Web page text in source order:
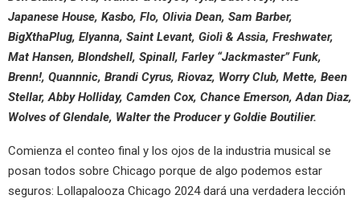
Japanese House, Kasbo, Flo, Olivia Dean, Sam Barber,
BigXthaPlug, Elyanna, Saint Levant, Giolì & Assia, Freshwater,
Mat Hansen, Blondshell, Spinall, Farley “Jackmaster” Funk,
Brenn!, Quannnic, Brandi Cyrus, Riovaz, Worry Club, Mette, Been
Stellar, Abby Holliday, Camden Cox, Chance Emerson, Adan Diaz,
Wolves of Glendale, Walter the Producer y Goldie Boutilier.
Comienza el conteo final y los ojos de la industria musical se
posan todos sobre Chicago porque de algo podemos estar
seguros: Lollapalooza Chicago 2024 dará una verdadera lección